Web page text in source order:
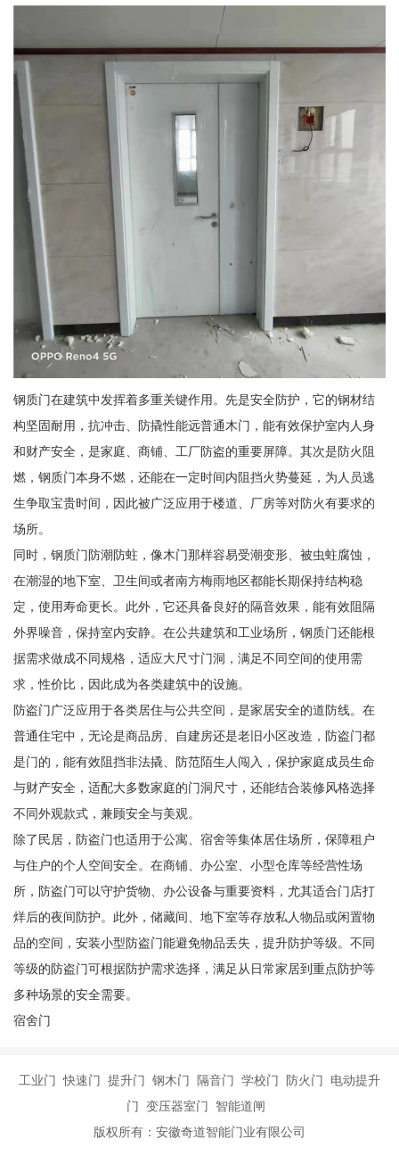
钢质门在建筑中发挥着多重关键作用。先是安全防护，它的钢材结
构坚固耐用，抗冲击、防撬性能远普通木门，能有效保护室内人身
和财产安全，是家庭、商铺、工厂防盗的重要屏障。其次是防火阻
燃，钢质门本身不燃，还能在一定时间内阻挡火势蔓延，为人员逃
生争取宝贵时间，因此被广泛应用于楼道、厂房等对防火有要求的
场所。
同时，钢质门防潮防蛀，像木门那样容易受潮变形、被虫蛀腐蚀，
在潮湿的地下室、卫生间或者南方梅雨地区都能长期保持结构稳
定，使用寿命更长。此外，它还具备良好的隔音效果，能有效阻隔
外界噪音，保持室内安静。在公共建筑和工业场所，钢质门还能根
据需求做成不同规格，适应大尺寸门洞，满足不同空间的使用需
求，性价比，因此成为各类建筑中的设施。
防盗门广泛应用于各类居住与公共空间，是家居安全的道防线。在
普通住宅中，无论是商品房、自建房还是老旧小区改造，防盗门都
是门的，能有效阻挡非法撬、防范陌生人闯入，保护家庭成员生命
与财产安全，适配大多数家庭的门洞尺寸，还能结合装修风格选择
不同外观款式，兼顾安全与美观。
除了民居，防盗门也适用于公寓、宿舍等集体居住场所，保障租户
与住户的个人空间安全。在商铺、办公室、小型仓库等经营性场
所，防盗门可以守护货物、办公设备与重要资料，尤其适合门店打
烊后的夜间防护。此外，储藏间、地下室等存放私人物品或闲置物
品的空间，安装小型防盗门能避免物品丢失，提升防护等级。不同
等级的防盗门可根据防护需求选择，满足从日常家居到重点防护等
多种场景的安全需要。
宿舍门
工业门 快速门 提升门 钢木门 隔音门 学校门 防火门 电动提升
门 变压器室门 智能道闸
版权所有：安徽奇道智能门业有限公司